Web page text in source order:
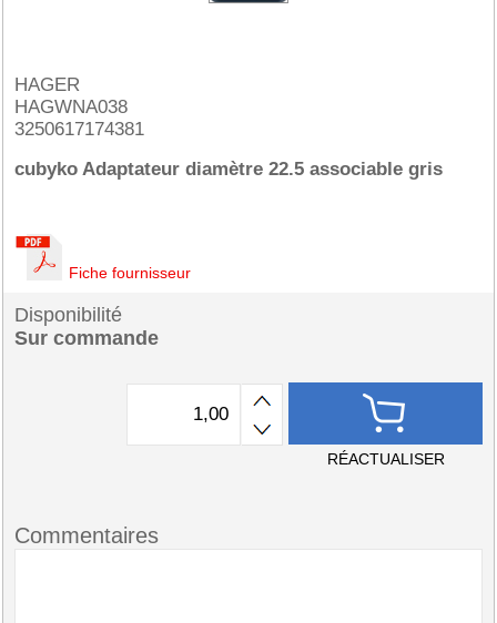
HAGER
HAGWNA038
3250617174381
cubyko Adaptateur diamètre 22.5 associable gris
Fiche fournisseur
Disponibilité
Sur commande
RÉACTUALISER
Commentaires